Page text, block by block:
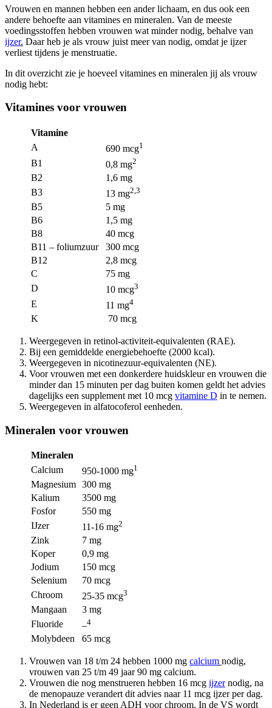
Vrouwen en mannen hebben een ander lichaam, en dus ook een
andere behoefte aan vitamines en mineralen. Van de meeste
voedingsstoffen hebben vrouwen wat minder nodig, behalve van
ijzer. Daar heb je als vrouw juist meer van nodig, omdat je ijzer
verliest tijdens je menstruatie.
In dit overzicht zie je hoeveel vitamines en mineralen jij als vrouw
nodig hebt:
Vitamines voor vrouwen
Vitamine
A
690 mcg1
B1 0,8 mg2
B2
1,6 mg
B3
13 mg2,3
B5
5 mg
B6
1,5 mg
B8
40 mcg
B11 – foliumzuur
300 mcg
B12
2,8 mcg
C
75 mg
D
10 mcg3
E 11 mg4
K 70 mcg
Weergegeven in retinol-activiteit-equivalenten (RAE).
Bij een gemiddelde energiebehoefte (2000 kcal).
Weergegeven in nicotinezuur-equivalenten (NE).
Voor vrouwen met een donkerdere huidskleur en vrouwen die
minder dan 15 minuten per dag buiten komen geldt het advies
dagelijks een supplement met 10 mcg vitamine D in te nemen.
Weergegeven in alfatocoferol eenheden.
Mineralen voor vrouwen
Mineralen
Calcium
950-1000 mg1
Magnesium 300 mg
Kalium
3500 mg
Fosfor
550 mg
IJzer
11-16 mg2
Zink
7 mg
Koper
0,9 mg
Jodium
150 mcg
Selenium
70 mcg
Chroom
25-35 mcg3
Mangaan
3 mg
Fluoride
–4
Molybdeen 65 mcg
Vrouwen van 18 t/m 24 hebben 1000 mg calcium nodig,
vrouwen van 25 t/m 49 jaar 90 mg calcium.
Vrouwen die nog menstrueren hebben 16 mcg ijzernodig, na
de menopauze verandert dit advies naar 11 mcg ijzer per dag.
In Nederland is er geen ADH voor chroom. In de VS wordt